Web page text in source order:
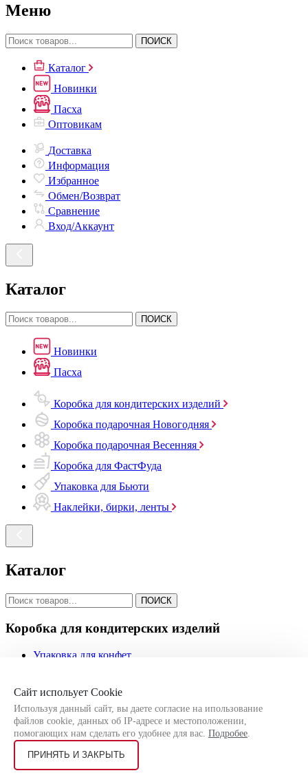
Сайт испольует Cookie
Используя данный сайт, вы даете согласие на ипользование
файлов cookie, данных об IP-адресе и местоположении,
помогающих нам сделать его удобнее для вас. Подробее.
ПРИНЯТЬ И ЗАКРЫТЬ
Меню
ПОИСК
Каталог
Новинки
Пасха
Оптовикам
Доставка
Информация
Избранное
Обмен/Возврат
Сравнение
Вход/Аккаунт
Каталог
ПОИСК
Новинки
Пасха
Коробка для кондитерских изделий
Коробка подарочная Новогодняя
Коробка подарочная Весенняя
Коробка для ФастФуда
Упаковка для Бьюти
Наклейки, бирки, ленты
Каталог
ПОИСК
Коробка для кондитерских изделий
Упаковка для конфет
Упаковка для шоколада
Коробки для орехов и сухофруктов
Коробки под муссовые десерты
Коробки для макаронс
Коробки для эклеров
Коробки для моти
Коробки для клубники в шоколаде